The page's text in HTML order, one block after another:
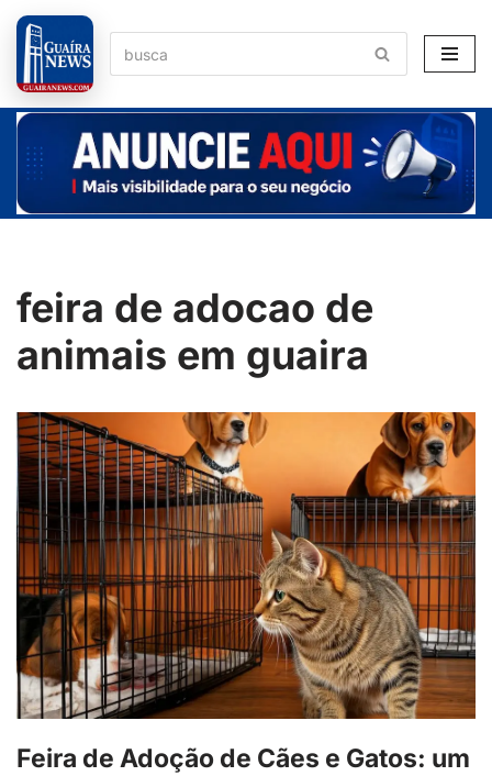
Pular
para
o
conteúdo
feira de adocao de
animais em guaira
Feira de Adoção de Cães e Gatos: um